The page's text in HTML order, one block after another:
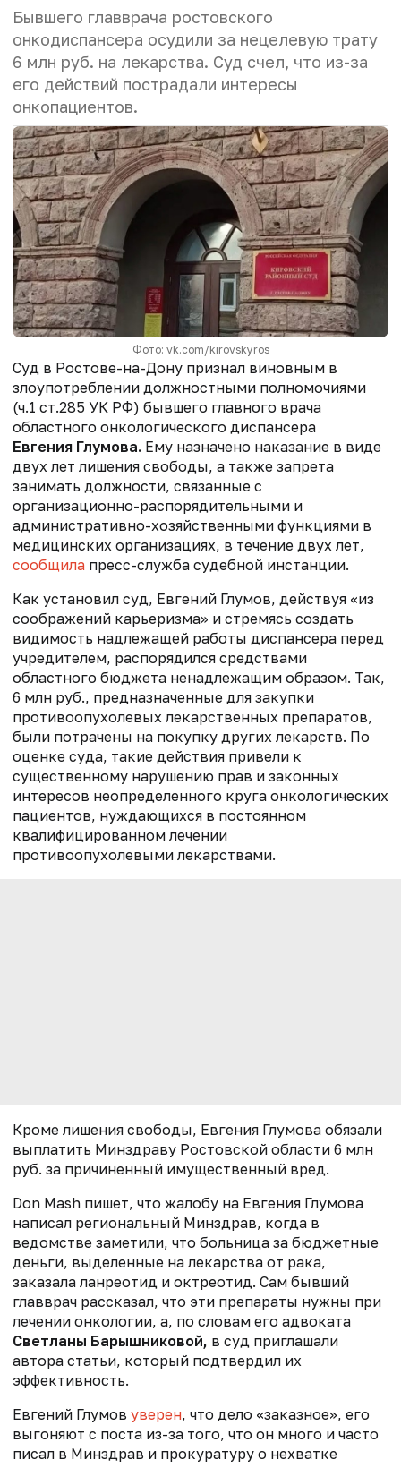
Бывшего главврача ростовского
онкодиспансера осудили за нецелевую трату
6 млн руб. на лекарства. Суд счел, что из-за
его действий пострадали интересы
онкопациентов.
Фото: vk.com/kirovskyros
Суд в Ростове-на-Дону признал виновным в
злоупотреблении должностными полномочиями
(ч.1 ст.285 УК РФ) бывшего главного врача
областного онкологического диспансера
Евгения Глумова. Ему назначено наказание в виде
двух лет лишения свободы, а также запрета
занимать должности, связанные с
организационно-распорядительными и
административно-хозяйственными функциями в
медицинских организациях, в течение двух лет,
сообщила пресс-служба судебной инстанции.
Как установил суд, Евгений Глумов, действуя «из
соображений карьеризма» и стремясь создать
видимость надлежащей работы диспансера перед
учредителем, распорядился средствами
областного бюджета ненадлежащим образом. Так,
6 млн руб., предназначенные для закупки
противоопухолевых лекарственных препаратов,
были потрачены на покупку других лекарств. По
оценке суда, такие действия привели к
существенному нарушению прав и законных
интересов неопределенного круга онкологических
пациентов, нуждающихся в постоянном
квалифицированном лечении
противоопухолевыми лекарствами.
Кроме лишения свободы, Евгения Глумова обязали
выплатить Минздраву Ростовской области 6 млн
руб. за причиненный имущественный вред.
Don Mash пишет, что жалобу на Евгения Глумова
написал региональный Минздрав, когда в
ведомстве заметили, что больница за бюджетные
деньги, выделенные на лекарства от рака,
заказала ланреотид и октреотид. Сам бывший
главврач рассказал, что эти препараты нужны при
лечении онкологии, а, по словам его адвоката
Светланы Барышниковой, в суд приглашали
автора статьи, который подтвердил их
эффективность.
Евгений Глумов уверен, что дело «заказное», его
выгоняют с поста из-за того, что он много и часто
писал в Минздрав и прокуратуру о нехватке